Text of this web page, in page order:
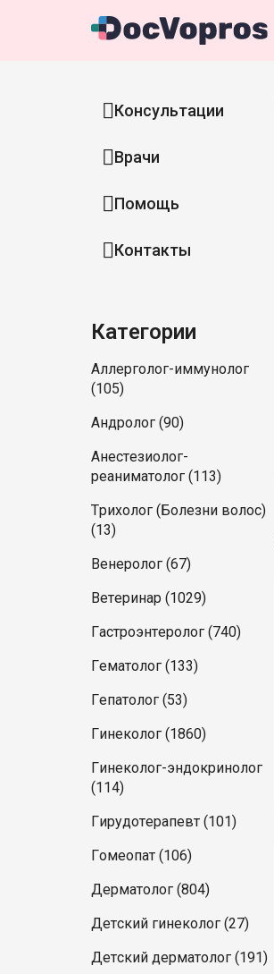
Консультации
Врачи
Помощь
Контакты
Категории
Аллерголог-иммунолог
(105)
Андролог (90)
Анестезиолог-
реаниматолог (113)
Трихолог (Болезни волос)
(13)
Венеролог (67)
Ветеринар (1029)
Гастроэнтеролог (740)
Гематолог (133)
Гепатолог (53)
Гинеколог (1860)
Гинеколог-эндокринолог
(114)
Гирудотерапевт (101)
Гомеопат (106)
Дерматолог (804)
Детский гинеколог (27)
Детский дерматолог (191)